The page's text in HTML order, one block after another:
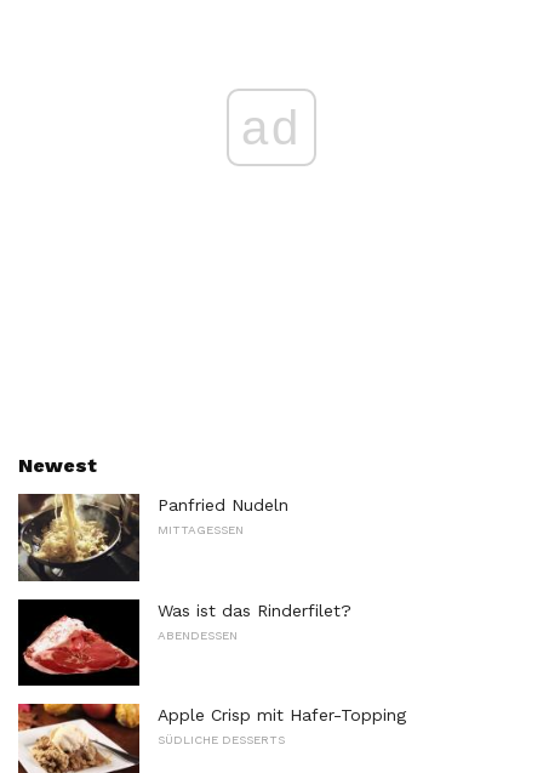
ad
Newest
Panfried Nudeln
MITTAGESSEN
Was ist das Rinderfilet?
ABENDESSEN
Apple Crisp mit Hafer-Topping
SÜDLICHE DESSERTS